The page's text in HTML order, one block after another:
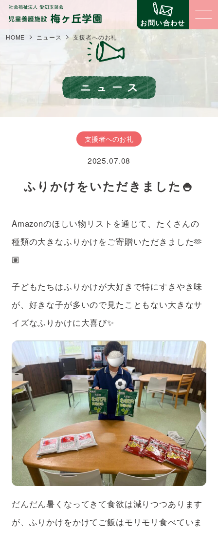
お問い合わせ
梅ヶ丘学園について
梅ヶ丘学園の理念
梅ヶ丘学園の概要
第三者評価
子どもたちの生活と環境
子どものための環境
子どものための仕組みづくり
コミュニティ（地域交流・公益事業）
自立への壁
アフターケア
職員の仕事
支援について
寄付金の場合
ボランティアの場合
HOME ニュース 支援者へのお礼
支援者へのお礼
2025.07.08
ふりかけをいただきました🍚
Amazonのほしい物リストを通じて、たくさんの
種類の大きなふりかけをご寄贈いただきました🫶
🏽
子どもたちはふりかけが大好きで特にすきやき味
が、好きな子が多いので見たこともない大きなサ
イズなふりかけに大喜び✨
だんだん暑くなってきて食欲は減りつつあります
が、ふりかけをかけてご飯はモリモリ食べていま